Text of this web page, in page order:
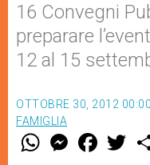
16 Convegni
preparare
12 al 15
OTTOBRE 30, 2012 00:00
FAMIGLIA
W M
e
F
a w